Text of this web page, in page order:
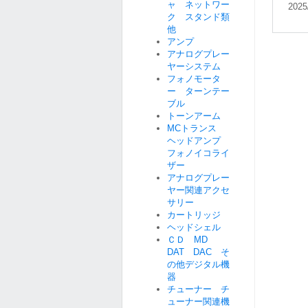
ャ ネットワー
ク スタンド類
他
アンプ
アナログプレー
ヤーシステム
フォノモータ
ー ターンテー
ブル
トーンアーム
MCトランス
ヘッドアンプ
フォノイコライ
ザー
アナログプレー
ヤー関連アクセ
サリー
カートリッジ
ヘッドシェル
ＣＤ MD
DAT DAC そ
の他デジタル機
器
チューナー チ
ューナー関連機